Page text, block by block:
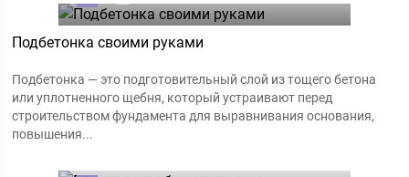
Подбетонка своими руками
Подбетонка — это подготовительный слой из тощего бетона
или уплотненного щебня, который устраивают перед
строительством фундамента для выравнивания основания,
повышения...